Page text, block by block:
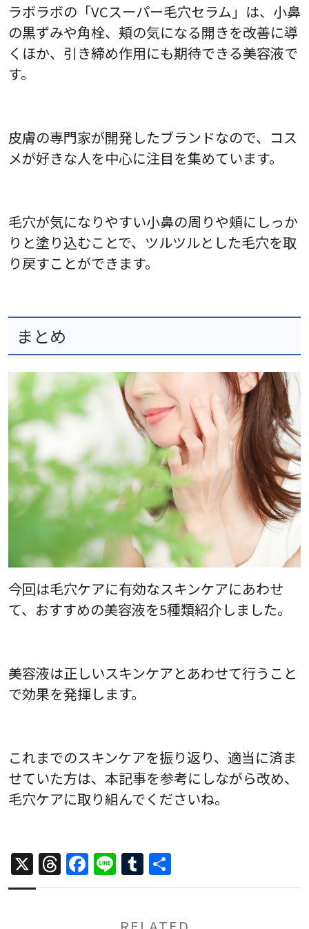
ラボラボの「VCスーパー毛穴セラム」は、小鼻
の黒ずみや角栓、頬の気になる開きを改善に導
くほか、引き締め作用にも期待できる美容液で
す。
皮膚の専門家が開発したブランドなので、コス
メが好きな人を中心に注目を集めています。
毛穴が気になりやすい小鼻の周りや頬にしっか
りと塗り込むことで、ツルツルとした毛穴を取
り戻すことができます。
まとめ
今回は毛穴ケアに有効なスキンケアにあわせ
て、おすすめの美容液を5種類紹介しました。
美容液は正しいスキンケアとあわせて行うこと
で効果を発揮します。
これまでのスキンケアを振り返り、適当に済ま
せていた方は、本記事を参考にしながら改め、
毛穴ケアに取り組んでくださいね。
X Threads
Facebook
LineTumblr
有